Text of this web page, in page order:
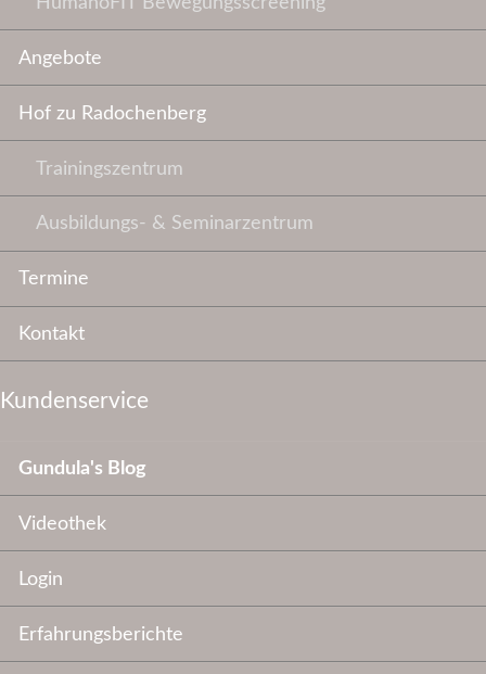
Angebote
Hof zu Radochenberg
Trainingszentrum
Ausbildungs- & Seminarzentrum
Termine
Kontakt
Kundenservice
Gundula's Blog
Videothek
Login
Erfahrungsberichte